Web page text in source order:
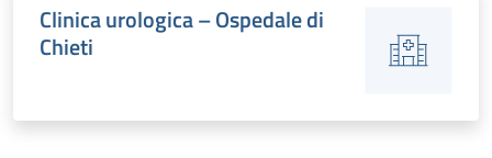
Clinica urologica – Ospedale di
Chieti